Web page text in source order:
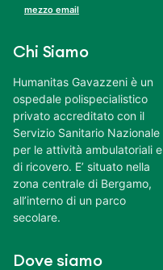
mezzo email
Chi Siamo
Humanitas Gavazzeni è un
ospedale polispecialistico
privato accreditato con il
Servizio Sanitario Nazionale
per le attività ambulatoriali e
di ricovero. E’ situato nella
zona centrale di Bergamo,
all’interno di un parco
secolare.
Dove siamo